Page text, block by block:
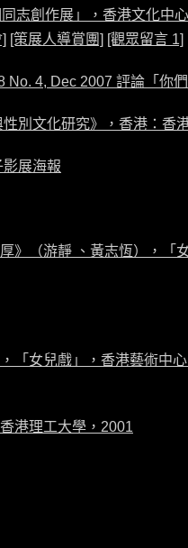
志創作展」，香港文化中
[策展人導賞團] [觀眾留言 1]
No. 4, Dec 2007 評論「你
性別文化研究》，香港：香
展海報
》（游靜 、黃志恆），「
「女兒戲」，香港藝術中
港理工大學，2001